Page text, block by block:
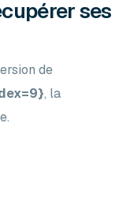
ses
de
, la